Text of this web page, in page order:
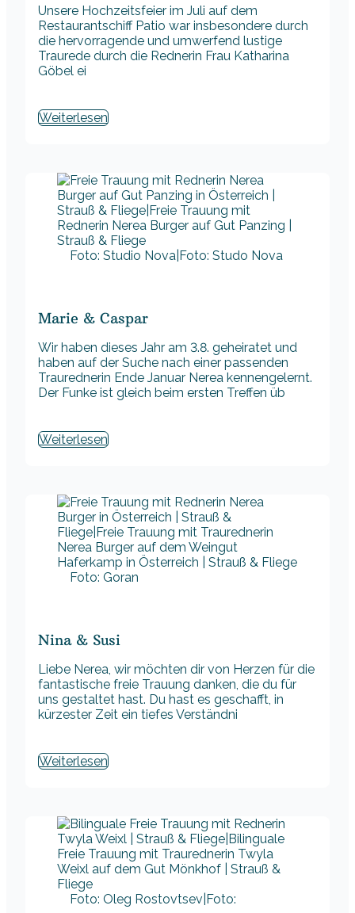
Unsere Hochzeitsfeier im Juli auf dem
Restaurantschiff Patio war insbesondere durch
die hervorragende und umwerfend lustige
Traurede durch die Rednerin Frau Katharina
Göbel ei
Weiterlesen
Foto: Studio Nova|Foto: Studo Nova
Marie & Caspar
Wir haben dieses Jahr am 3.8. geheiratet und
haben auf der Suche nach einer passenden
Traurednerin Ende Januar Nerea kennengelernt.
Der Funke ist gleich beim ersten Treffen üb
Weiterlesen
Foto: Goran
Nina & Susi
Liebe Nerea, wir möchten dir von Herzen für die
fantastische freie Trauung danken, die du für
uns gestaltet hast. Du hast es geschafft, in
kürzester Zeit ein tiefes Verständni
Weiterlesen
Foto: Oleg Rostovtsev|Foto: